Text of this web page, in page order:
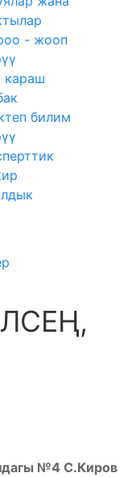
- жооп
караш
билим
№4 С.Киров